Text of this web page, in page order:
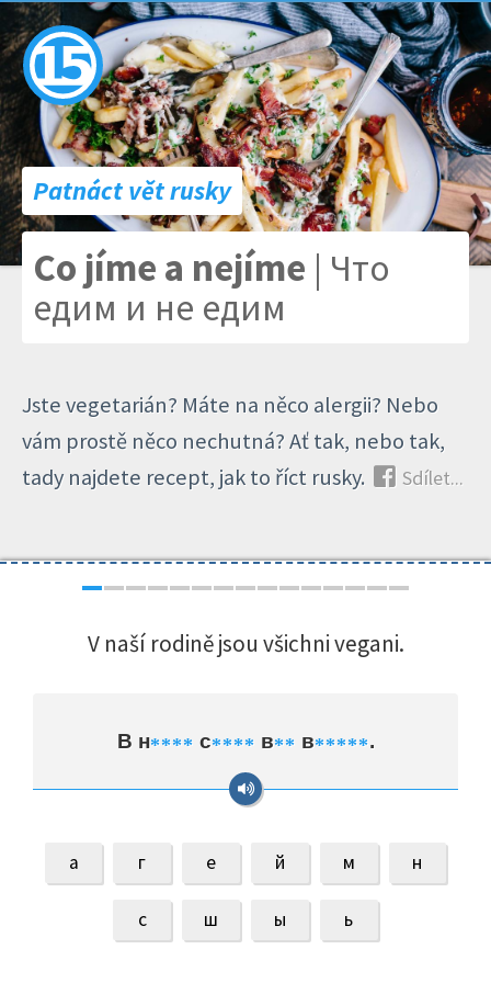
Patnáct vět rusky
Co jíme a nejíme | Что
едим и не едим
Jste vegetarián? Máte na něco alergii? Nebo
vám prostě něco nechutná? Ať tak, nebo tak,
tady najdete recept, jak to říct rusky.
Sdílet...
V naší rodině jsou všichni vegani.
В н**** с**** в** в*****.
а г е й м н
с ш ы ь